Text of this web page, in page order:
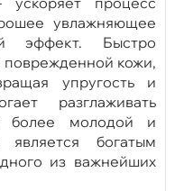
увлажняющее
эффект. Быстро
поврежденной кожи,
упругость и
разглаживать
более молодой и
богатым
из важнейших